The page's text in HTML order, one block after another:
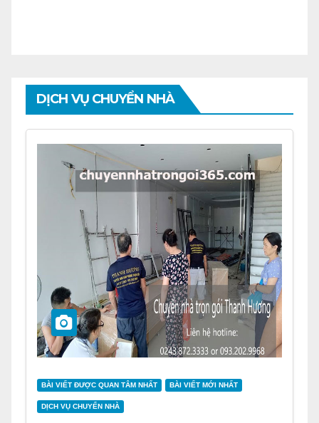
DỊCH VỤ CHUYỂN NHÀ
BÀI VIẾT ĐƯỢC QUAN TÂM NHẤT BÀI VIẾT MỚI NHẤT
DỊCH VỤ CHUYỂN NHÀ